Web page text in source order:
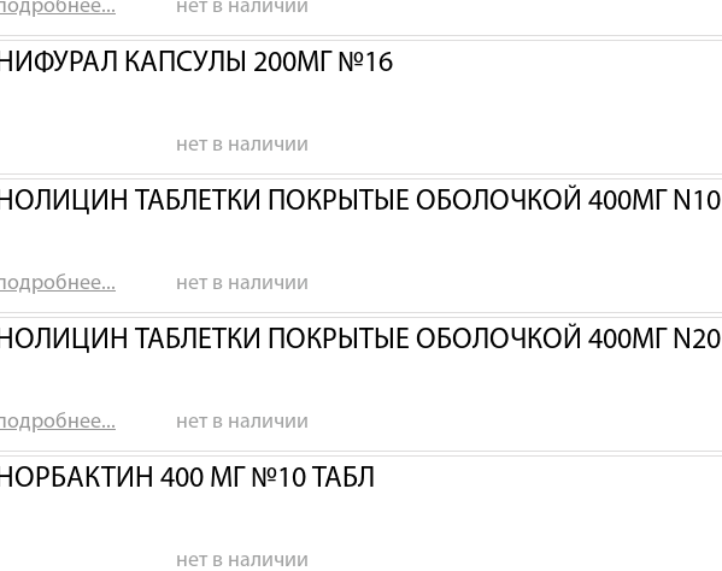
нет в наличии
КАПСУЛЫ 200МГ №16
нет в наличии
ТАБЛЕТКИ ПОКРЫТЫЕ ОБОЛОЧКОЙ 400МГ N10
нет в наличии
ТАБЛЕТКИ ПОКРЫТЫЕ ОБОЛОЧКОЙ 400МГ N20
нет в наличии
400 МГ №10 ТАБЛ
нет в наличии